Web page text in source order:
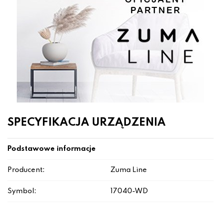
SPECYFIKACJA URZĄDZENIA
Podstawowe informacje
Producent: Zuma Line
Symbol: 17040-WD